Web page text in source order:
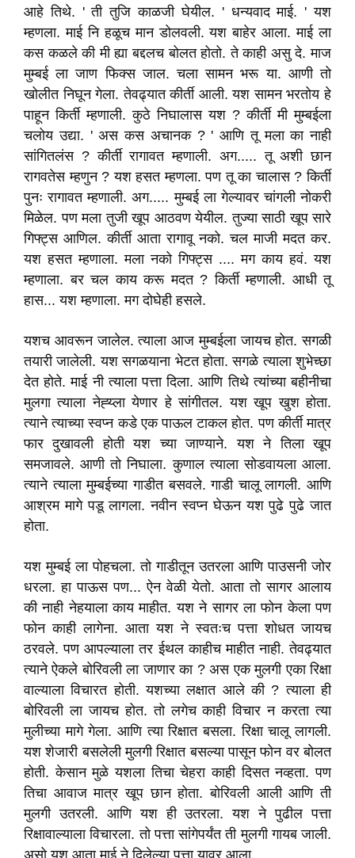
आहे तिथे. ' ती तुजि काळजी घेयील. ' धन्यवाद माई. ' यश
म्हणला. माई नि हळूच मान डोलवली. यश बाहेर आला. माई ला
कस कळले की मी ह्या बद्दलच बोलत होतो. ते काही असु दे. माज
मुम्बई ला जाण फिक्स जाल. चला सामन भरू या. आणी तो
खोलीत निघून गेला. तेवढ्यात कीर्ती आली. यश सामन भरतोय हे
पाहून किर्ती म्हणाली. कुठे निघालास यश ? कीर्ती मी मुम्बईला
चलोय उद्या. ' अस कस अचानक ? ' आणि तू मला का नाही
सांगितलंस ? कीर्ती रागावत म्हणाली. अग..... तू अशी छान
रागवतेस म्हणुन ? यश हसत म्हणला. पण तू का चालास ? किर्ती
पुनः रागावत म्हणाली. अग..... मुम्बई ला गेल्यावर चांगली नोकरी
मिळेल. पण मला तुजी खूप आठवण येयील. तुज्या साठी खूप सारे
गिफ्ट्स आणिल. कीर्ती आता रागावू नको. चल माजी मदत कर.
यश हसत म्हणाला. मला नको गिफ्ट्स .... मग काय हवं. यश
म्हणाला. बर चल काय करू मदत ? किर्ती म्हणाली. आधी तू
हास... यश म्हणाला. मग दोघेही हसले.
यशच आवरून जालेल. त्याला आज मुम्बईला जायच होत. सगळी
तयारी जालेली. यश सगळयाना भेटत होता. सगळे त्याला शुभेच्छा
देत होते. माई नी त्याला पत्ता दिला. आणि तिथे त्यांच्या बहीनीचा
मुलगा त्याला नेह्य्ला येणार हे सांगीतल. यश खूप खुश होता.
त्याने त्याच्या स्वप्न कडे एक पाऊल टाकल होत. पण कीर्ती मात्र
फार दुखावली होती यश च्या जाण्याने. यश ने तिला खूप
समजावले. आणी तो निघाला. कुणाल त्याला सोडवायला आला.
त्याने त्याला मुम्बईच्या गाडीत बसवले. गाडी चालू लागली. आणि
आश्रम मागे पडू लागला. नवीन स्वप्न घेऊन यश पुढे पुढे जात
होता.
यश मुम्बई ला पोहचला. तो गाडीतून उतरला आणि पाउसनी जोर
धरला. हा पाऊस पण... ऐन वेळी येतो. आता तो सागर आलाय
की नाही नेहयाला काय माहीत. यश ने सागर ला फोन केला पण
फोन काही लागेना. आता यश ने स्वतःच पत्ता शोधत जायच
ठरवले. पण आपल्याला तर ईथल काहीच माहीत नाही. तेवढ्यात
त्याने ऐकले बोरिवली ला जाणार का ? अस एक मुलगी एका रिक्षा
वाल्याला विचारत होती. यशच्या लक्षात आले की ? त्याला ही
बोरिवली ला जायच होत. तो लगेच काही विचार न करता त्या
मुलीच्या मागे गेला. आणि त्या रिक्षात बसला. रिक्षा चालू लागली.
यश शेजारी बसलेली मुलगी रिक्षात बसल्या पासून फोन वर बोलत
होती. केसान मुळे यशला तिचा चेहरा काही दिसत नव्हता. पण
तिचा आवाज मात्र खूप छान होता. बोरिवली आली आणि ती
मुलगी उतरली. आणि यश ही उतरला. यश ने पुढील पत्ता
रिक्षावाल्याला विचारला. तो पत्ता सांगेपर्यंत ती मुलगी गायब जाली.
असो यश आता माई ने दिलेल्या पत्ता यावर आला.